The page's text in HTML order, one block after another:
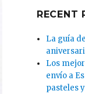
RECENT
La guía
Los
envío a
pasteles